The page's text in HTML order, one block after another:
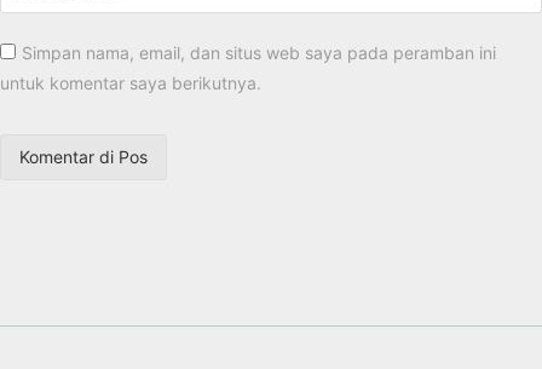
Simpan nama, email, dan situs web saya pada peramban ini
untuk komentar saya berikutnya.